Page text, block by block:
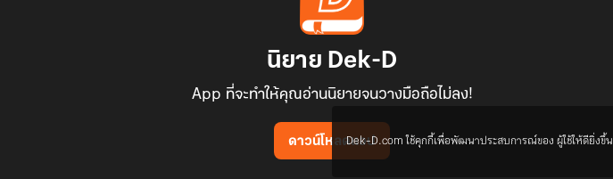
นิยาย Dek-D
App ที่จะทำให้คุณอ่านนิยายจนวางมือถือไม่ลง!
ดาวน์โหลดแอปDek-D.com ใช้คุกกี้เพื่อพัฒนาประสบการณ์ของ ผู้ใช้ให้ดียิ่งขึ้น